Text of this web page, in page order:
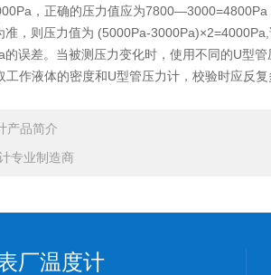
，正确的压力值应为
准，则压力值为 (5000Pa-
的误差。当被测压力变化时，使用不同的U型
工作液体的密度和U型管压力计，校验时应反
产品简介
专业制造商
厂温度计